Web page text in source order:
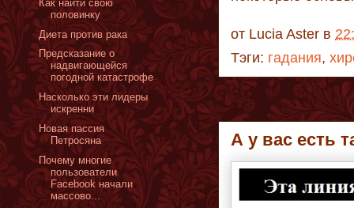
от Lucia Aster в
Тэги: гадания,
А у вас есть
Как найти свою
половинку
Диета против рака
Предсказание о
надвигающейся
погодной катастрофе
Насколько эти лидеры
искренни
Новая пассия
Петросяна
Почему многие
пользователи
Facebook начали
массово...